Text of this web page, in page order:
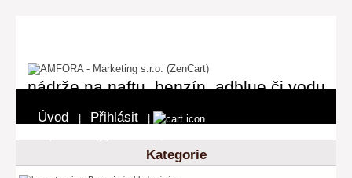
nádrže na naftu, benzín, adblue či vodu
Úvod Přihlásit
Kategorie